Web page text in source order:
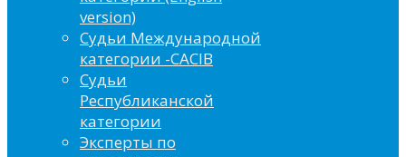
version)
Судьи Международной
категории -CACIB
Судьи
Республиканской
категории
Эксперты по